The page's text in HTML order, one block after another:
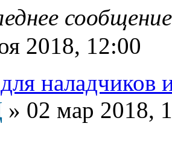
2018, 12:00
наладчиков
» 02 мар 2018,